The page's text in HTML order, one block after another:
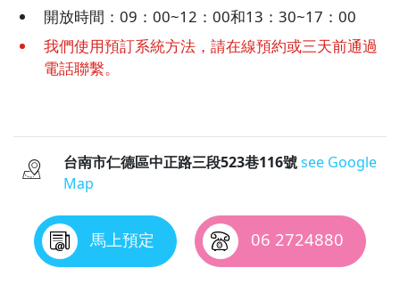
開放時間：09：00~12：00和13：30~17：00
我們使用預訂系統方法，請在線預約或三天前通過
電話聯繫。
台南市仁德區中正路三段523巷116號see Google
Map
馬上預定 06 2724880